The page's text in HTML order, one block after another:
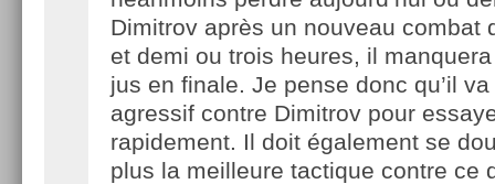
Dimitrov après un nouveau combat
et demi ou trois heures, il
jus en finale. Je pense donc qu’il
agressif contre Dimitrov pour
rapidement. Il doit également se
plus la meilleure tactique contre ce